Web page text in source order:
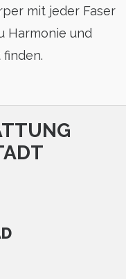
mit jeder Faser
Harmonie und